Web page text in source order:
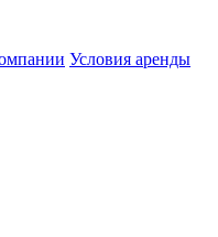
Условия аренды